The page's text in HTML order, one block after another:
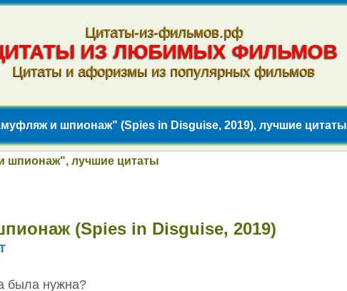
Цитаты-из-фильмов.рф
ИЗ ЛЮБИМЫХ ФИЛЬМОВ
Цитаты и афоризмы из популярных фильмов
и шпионаж" (Spies in Disguise, 2019), лучшие цитаты
шпионаж", лучшие цитаты
(Spies in Disguise, 2019)
была нужна?